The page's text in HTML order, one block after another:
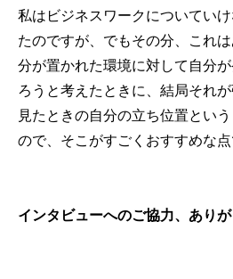
私はビジネスワークについてい
たのですが、でもその分、これ
分が置かれた環境に対して自分
ろうと考えたときに、結局それ
見たときの自分の立ち位置とい
ので、そこがすごくおすすめな点
インタビューへのご協力、あり